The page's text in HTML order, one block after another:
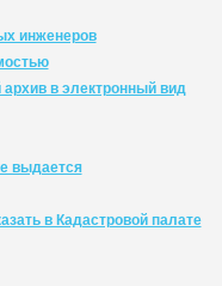
инженеров
архив в электронный вид
выдается
в Кадастровой палате